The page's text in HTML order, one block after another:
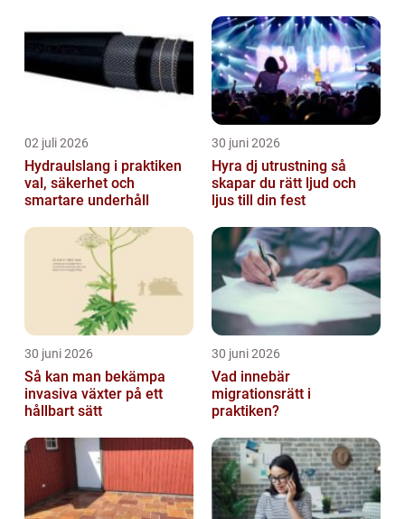
02 juli 2026
Hydraulslang i praktiken
val, säkerhet och
smartare underhåll
30 juni 2026
Hyra dj utrustning så
skapar du rätt ljud och
ljus till din fest
30 juni 2026
Så kan man bekämpa
invasiva växter på ett
hållbart sätt
30 juni 2026
Vad innebär
migrationsrätt i
praktiken?